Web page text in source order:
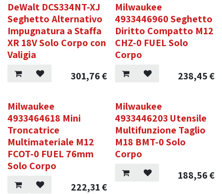
DeWalt DCS334NT-XJ
Seghetto Alternativo
Impugnatura a Staffa
XR 18V Solo Corpo con
Valigia
301,76€
Milwaukee
4933446960 Seghetto
Diritto Compatto M12
CHZ-0 FUEL Solo
Corpo
238,45€
Milwaukee
4933464618 Mini
Troncatrice
Multimateriale M12
FCOT-0 FUEL 76mm
Solo Corpo
222,31€
Milwaukee
4933446203 Utensile
Multifunzione Taglio
M18 BMT-0 Solo
Corpo
188,56€